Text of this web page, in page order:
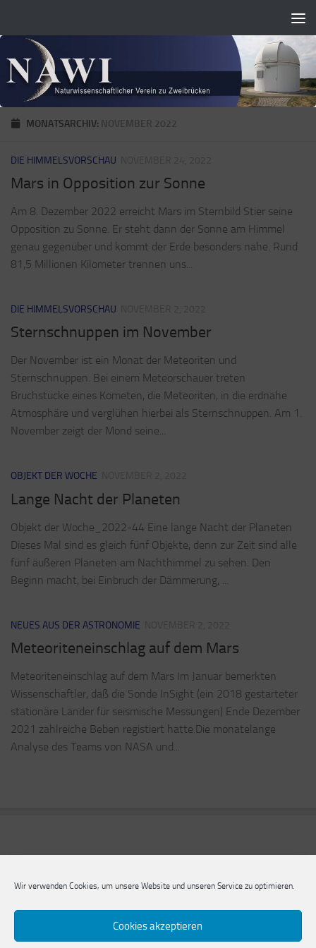
Wir verwenden Cookies, um unsere Website und unseren Service zu optimieren.
Cookies akzeptieren
MONATSARCHIV: NOVEMBER 2022
DIE HIMMELSVORSCHAU
Mars in Opposition zur Sonne
Am 8. Dezember 2022 erreicht Mars im Sternbild Stier seine
Opposition zu Sonne. Er steht dann der Sonne am Himmel
genau gegenüber und kommt der Erde besonders nahe. Rund
81,5 Millionen Kilometer trennen uns...
DIE HIMMELSVORSCHAU
Sternschnuppen im November
Der November ist ein Monat der Meteoriten und
Sternschnuppen. Bei einem Meteorschauer treten
Bruchstücke eines Kometen, die Meteoriten, in die erdnahe
Atmosphäre und verglühen hierbei als Sternschnuppen. Am 1.
November zeigt der Mond seine...
OBJEKT DER WOCHE
Lange Nacht der Planeten
Objekt der Woche_2022-44 Eine lange Nacht der Planeten
Dieses Mal sind es gleich fünf Objekte, denn zur Zeit sind alle
fünf äußeren Planeten am Nachthimmel zu sehen. Den
Beginn macht, bei Einbruch der Dämmerung, ...
NEUES AUS DER ASTRONOMIE
Meteoriteneinschlag auf dem Mars
Meteoriteneinschlag auf dem Mars Im Januar bemerkten
Wissenschaftler, daß die Sonde InSight (ein 2018 gestarteter
stationäre Lander für seismische Messungen) Ende Dezember
2021 zahlreiche Beben registiert hatte.Die monatelange
Analyse des Teams von NASA und...